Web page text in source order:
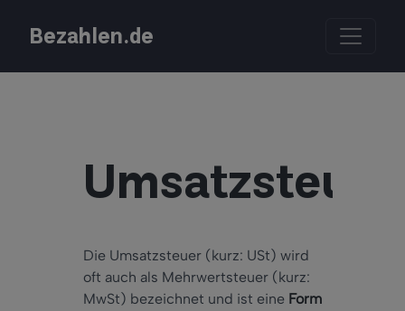
Bezahlen.de
Umsatzsteuer
Die Umsatzsteuer (kurz: USt) wird
oft auch als Mehrwertsteuer (kurz:
MwSt) bezeichnet und ist eine Form